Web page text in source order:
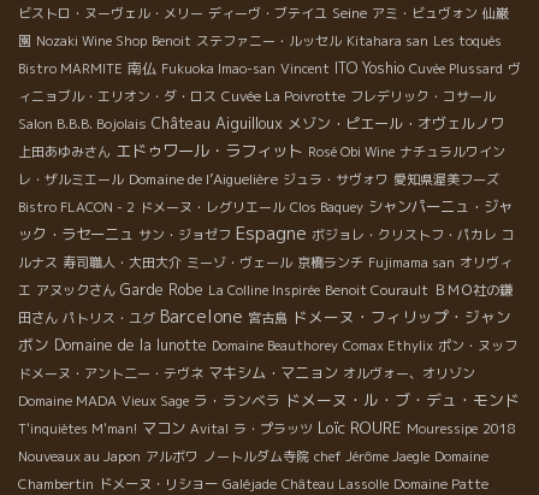
ビストロ・ヌーヴェル・メリー ディーヴ・ブテイユ Seine アミ・ビュヴォン 仙巌
園 Nozaki Wine Shop Benoit ステファニー・ルッセル Kitahara san Les toqués
Bistro MARMITE 南仏 Fukuoka Imao-san Vincent ITO Yoshio Cuvée Plussard ヴ
ィニョブル・エリオン・ダ・ロス Cuvée La Poivrotte フレデリック・コサール
Salon B.B.B. Bojolais Château Aiguilloux メゾン・ピエール・オヴェルノワ
上田あゆみさん エドゥワール・ラフィット Rosé Obi Wine ナチュラルワイン
レ・ザルミエール Domaine de l’Aiguelière ジュラ・サヴォワ 愛知県渥美フーズ
Bistro FLACON - 2 ドメーヌ・レグリエール Clos Baquey シャンパーニュ・ジャ
ック・ラセーニュ サン・ジョゼフ Espagne ボジョレ・クリストフ・パカレ コ
ルナス 寿司職人・大田大介 ミーゾ・ヴェール 京橋ランチ Fujimama san オリヴィ
エ アヌックさん Garde Robe La Colline Inspirée Benoit Courault ＢＭＯ社の鎌
田さん パトリス・ユグ Barcelone 宮古島 ドメーヌ・フィリップ・ジャン
ボン Domaine de la lunotte Domaine Beauthorey Comax Ethylix ポン・ヌッフ
ドメーヌ・アント二ー・テヴネ マキシム・マニョン オルヴォー、オリゾン
Domaine MADA Vieux Sage ラ・ランベラ ドメーヌ・ル・ブ・デュ・モンド
T'inquiètes M'man! マコン Avital ラ・プラッツ Loïc ROURE Mouressipe 2018
Nouveaux au Japon アルボワ ノートルダム寺院 chef Jérôme Jaegle Domaine
Chambertin ドメーヌ・リショー Galéjade Château Lassolle Domaine Patte